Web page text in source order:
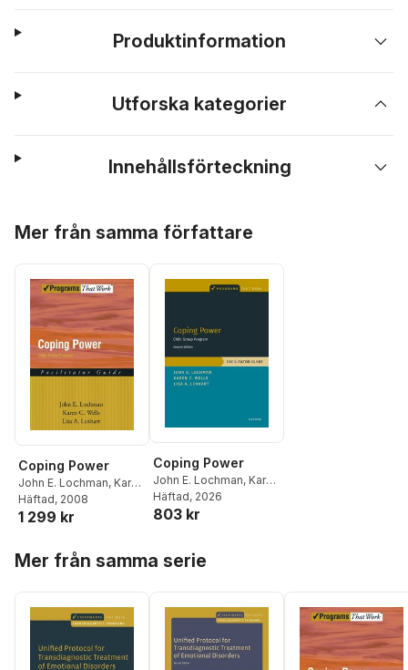
Produktinformation
Utforska kategorier
Innehållsförteckning
Mer från samma författare
Coping Power
John E. Lochman, Karen
C. Wells ,Lisa A. Lenhart
Häftad, 2008
1 299 kr
Coping Power
John E. Lochman, Karen
C. Wells ,Lisa A. Lenhart
Häftad, 2026
803 kr
Mer från samma serie